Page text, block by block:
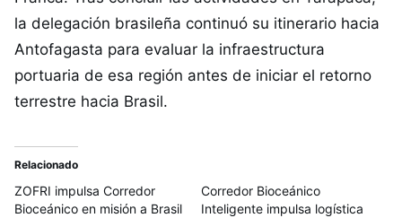
la delegación brasileña continuó su itinerario hacia
Antofagasta para evaluar la infraestructura
portuaria de esa región antes de iniciar el retorno
terrestre hacia Brasil.
Relacionado
ZOFRI impulsa Corredor
Bioceánico en misión a Brasil
Corredor Bioceánico
Inteligente impulsa logística